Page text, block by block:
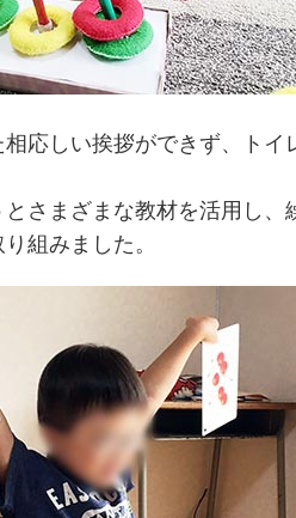
応しい挨拶ができず、トイ
さまざまな教材を活用し、
組みました。